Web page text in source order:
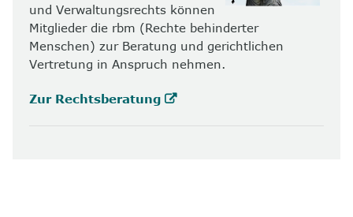
und Verwaltungsrechts können
Mitglieder die rbm (Rechte behinderter
Menschen) zur Beratung und gerichtlichen
Vertretung in Anspruch nehmen.
Zur Rechtsberatung